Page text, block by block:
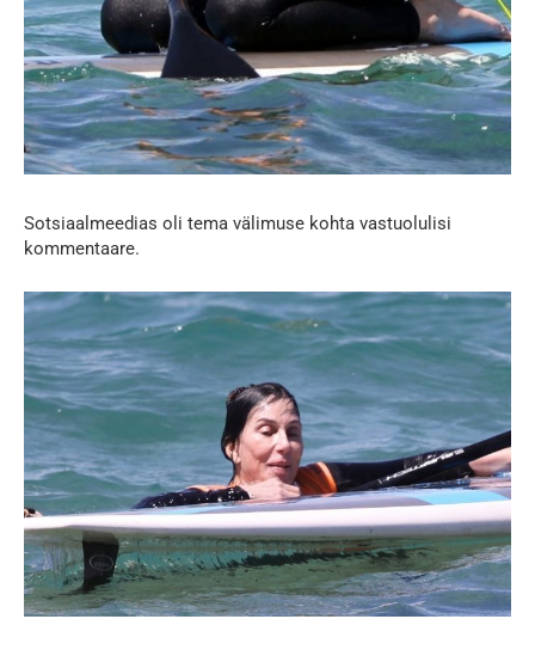
Sotsiaalmeedias oli tema välimuse kohta vastuolulisi
kommentaare.